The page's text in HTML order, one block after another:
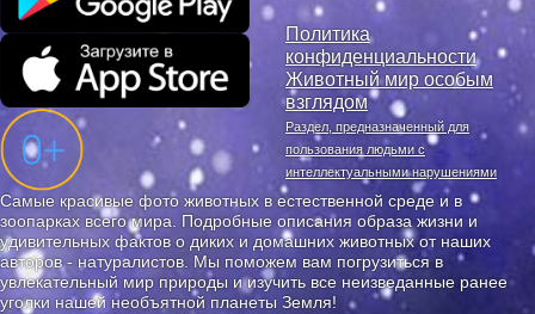
Политика
конфиденциальности
Животный мир особым
взглядом
Раздел, предназначенный для
пользования людьми с
интеллектуальными нарушениями
Самые красивые фото животных в естественной среде и в
зоопарках всего мира. Подробные описания образа жизни и
удивительных фактов о диких и домашних животных от наших
авторов - натуралистов. Мы поможем вам погрузиться в
увлекательный мир природы и изучить все неизведанные ранее
уголки нашей необъятной планеты Земля!